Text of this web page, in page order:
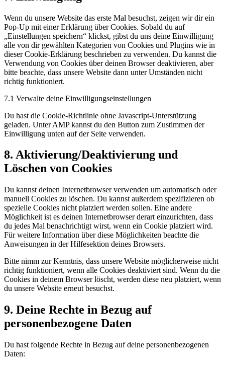
Wenn du unsere Website das erste Mal besuchst, zeigen wir dir ein
Pop-Up mit einer Erklärung über Cookies. Sobald du auf
„Einstellungen speichern“ klickst, gibst du uns deine Einwilligung
alle von dir gewählten Kategorien von Cookies und Plugins wie in
dieser Cookie-Erklärung beschrieben zu verwenden. Du kannst die
Verwendung von Cookies über deinen Browser deaktivieren, aber
bitte beachte, dass unsere Website dann unter Umständen nicht
richtig funktioniert.
7.1 Verwalte deine Einwilligungseinstellungen
Du hast die Cookie-Richtlinie ohne Javascript-Unterstützung
geladen. Unter AMP kannst du den Button zum Zustimmen der
Einwilligung unten auf der Seite verwenden.
8. Aktivierung/Deaktivierung und
Löschen von Cookies
Du kannst deinen Internetbrowser verwenden um automatisch oder
manuell Cookies zu löschen. Du kannst außerdem spezifizieren ob
spezielle Cookies nicht platziert werden sollen. Eine andere
Möglichkeit ist es deinen Internetbrowser derart einzurichten, dass
du jedes Mal benachrichtigt wirst, wenn ein Cookie platziert wird.
Für weitere Information über diese Möglichkeiten beachte die
Anweisungen in der Hilfesektion deines Browsers.
Bitte nimm zur Kenntnis, dass unsere Website möglicherweise nicht
richtig funktioniert, wenn alle Cookies deaktiviert sind. Wenn du die
Cookies in deinem Browser löscht, werden diese neu platziert, wenn
du unsere Website erneut besuchst.
9. Deine Rechte in Bezug auf
personenbezogene Daten
Du hast folgende Rechte in Bezug auf deine personenbezogenen
Daten: